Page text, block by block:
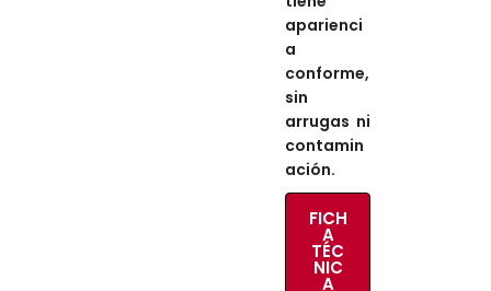
aparienci
a
conforme,
sin
arrugas ni
contamin
ación.
FICH
A
TÉC
NIC
A